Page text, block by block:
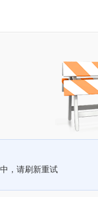
，请刷新重试